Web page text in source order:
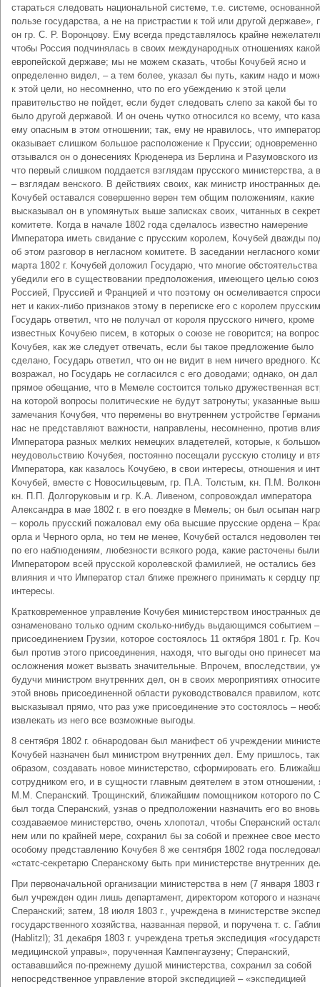
стараться следовать национальной системе, т.е. системе,
пользе государства, а не на пристрастии к той или другой державе»,
он гр. С. P. Воронцову. Ему всегда представлялось крайне
чтобы Россия подчинялась в своих международных отношениях
европейской державе; мы не можем сказать, чтобы Кочубей ясно и
определенно видел, – а тем более, указал бы путь, каким надо и
к этой цели, но несомненно, что по его убеждению к этой цели
правительство не пойдет, если будет следовать слепо за какой бы то
было другой державой. И он очень чутко относился ко всему, что
ему опасным в этом отношении; так, ему не нравилось, что император
оказывает слишком большое расположение к Пруссии; одновременно
отзывался он о донесениях Крюденера из Берлина и Разумовского
что первый слишком поддается взглядам прусского министерства, а
– взглядам венского. В действиях своих, как министр иностранных
Кочубей оставался совершенно верен тем общим положениям, какие
высказывал он в упомянутых выше записках своих, читанных в
комитете. Когда в начале 1802 года сделалось известно намерение
Императора иметь свидание с прусским королем, Кочубей дважды
об этом разговор в негласном комитете. В заседании негласного
марта 1802 г. Кочубей доложил Государю, что многие обстоятельства
убедили его в существовании предположения, имеющего целью
Россией, Пруссией и Францией и что поэтому он осмеливается
нет и каких-либо признаков этому в переписке его с королем
Государь ответил, что не получал от короля прусского ничего, кроме
известных Кочубею писем, в которых о союзе не говорится; на вопрос
Кочубея, как же следует отвечать, если бы такое предложение было
сделано, Государь ответил, что он не видит в нем ничего вредного.
возражал, но Государь не согласился с его доводами; однако, он дал
прямое обещание, что в Мемеле состоится только дружественная
на которой вопросы политические не будут затронуты; указанные
замечания Кочубея, что перемены во внутреннем устройстве
нас не представляют важности, направлены, несомненно, против
Императора разных мелких немецких владетелей, которые, к
неудовольствию Кочубея, постоянно посещали русскую столицу и
Императора, как казалось Кочубею, в свои интересы, отношения и
Кочубей, вместе с Новосильцевым, гр. П.А. Толстым, кн. П.М.
кн. П.П. Долгоруковым и гр. К.А. Ливеном, сопровождал императора
Александра в мае 1802 г. в его поездке в Мемель; он был осыпан
– король прусский пожаловал ему оба высшие прусские ордена –
орла и Черного орла, но тем не менее, Кочубей остался недоволен
по его наблюдениям, любезности всякого рода, какие расточены
Императором всей прусской королевской фамилией, не остались без
влияния и что Император стал ближе прежнего принимать к сердцу
интересы.
Кратковременное управление Кочубея министерством иностранных
ознаменовано только одним сколько-нибудь выдающимся событием –
присоединением Грузии, которое состоялось 11 октября 1801 г. Гр.
был против этого присоединения, находя, что выгоды оно принесет
осложнения может вызвать значительные. Впрочем, впоследствии,
будучи министром внутренних дел, он в своих мероприятиях
этой вновь присоединенной области руководствовался правилом,
высказывал прямо, что раз уже присоединение это состоялось –
извлекать из него все возможные выгоды.
8 сентября 1802 г. обнародован был манифест об учреждении
Кочубей назначен был министром внутренних дел. Ему пришлось,
образом, создавать новое министерство, сформировать его.
сотрудником его, и в сущности главным деятелем в этом отношении,
М.М. Сперанский. Трощинский, ближайшим помощником которого по
был тогда Сперанский, узнав о предположении назначить его во вновь
создаваемое министерство, очень хлопотал, чтобы Сперанский
нем или по крайней мере, сохранил бы за собой и прежнее свое
особому представлению Кочубея 8 же сентября 1802 года
«статс-секретарю Сперанскому быть при министерстве внутренних
При первоначальной организации министерства в нем (7 января 1803
был учрежден один лишь департамент, директором которого и
Сперанский; затем, 18 июля 1803 г., учреждена в министерстве
государственного хозяйства, названная первой, и поручена т. с.
(Hablitzl); 31 декабря 1803 г. учреждена третья экспедиция
медицинской управы», порученная Кампенгаузену; Сперанский,
остававшийся по-прежнему душой министерства, сохранил за собой
непосредственное управление второй экспедицией – «экспедицией